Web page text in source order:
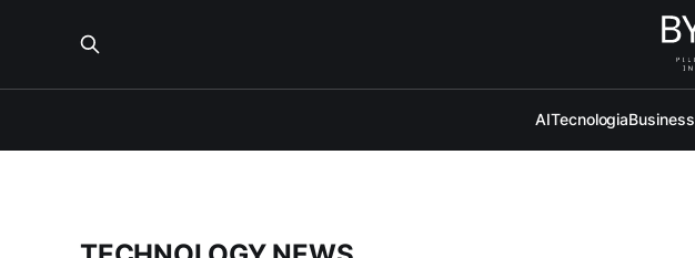
AITecnologiaBusiness